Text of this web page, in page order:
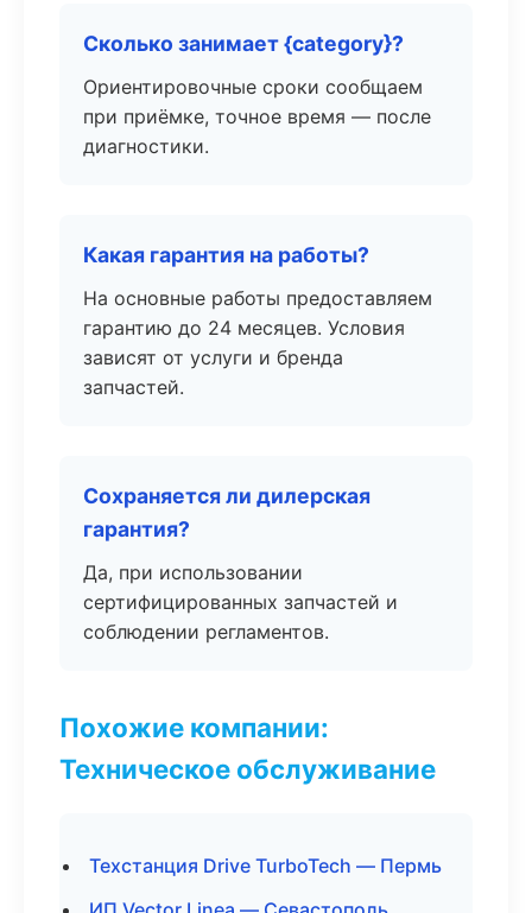
Сколько занимает {category}?
Ориентировочные сроки сообщаем
при приёмке, точное время — после
диагностики.
Какая гарантия на работы?
На основные работы предоставляем
гарантию до 24 месяцев. Условия
зависят от услуги и бренда
запчастей.
Сохраняется ли дилерская
гарантия?
Да, при использовании
сертифицированных запчастей и
соблюдении регламентов.
Похожие компании:
Техническое обслуживание
Техстанция Drive TurboTech — Пермь